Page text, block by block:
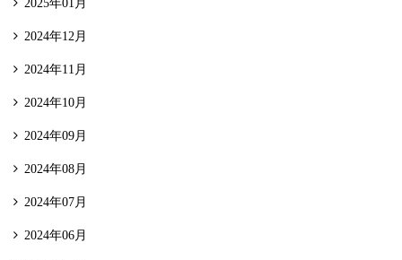
2024年12月
2024年11月
2024年10月
2024年09月
2024年08月
2024年07月
2024年06月